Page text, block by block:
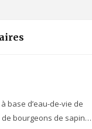
base d’eau-de-vie de
de bourgeons de sapin…